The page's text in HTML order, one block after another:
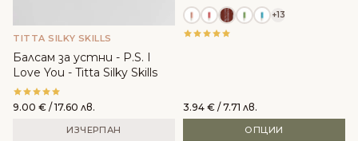
TITTA SILKY SKILLS
Балсам за устни - P.S. I
Love You - Titta Silky Skills
9.00 € / 17.60 лв.
ИЗЧЕРПАН
+13
3.94 € / 7.71 лв.
ОПЦИИ